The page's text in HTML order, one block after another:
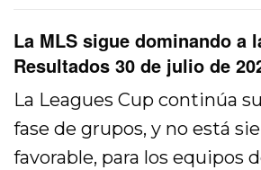
La MLS sigue dominando a
Resultados 30 de julio de
La Leagues Cup continúa
fase de grupos, y no está
favorable, para los equipos